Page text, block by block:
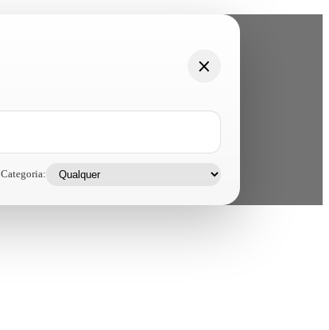
Categoria: